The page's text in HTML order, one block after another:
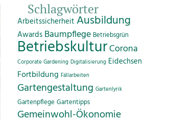
Schlagwörter
Arbeitssicherheit Ausbildung
Awards Baumpflege Betriebsgrün
BetriebskulturCorona
Corporate Gardening Digitalisierung Eidechsen
Fortbildung Fällarbeiten
Gartengestaltung Gartenlyrik
Gartenpflege Gartentipps
Gemeinwohl-Ökonomie